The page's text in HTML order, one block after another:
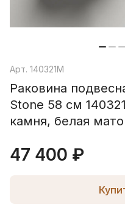
Арт. 140321M
Раковина
Stone 58 см
камня, белая
47 400 ₽